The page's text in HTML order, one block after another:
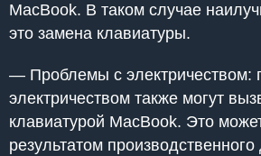
MacBook. В таком случае
это замена клавиатуры.
— Проблемы с электричеством:
электричеством также могут
клавиатурой MacBook. Это
результатом